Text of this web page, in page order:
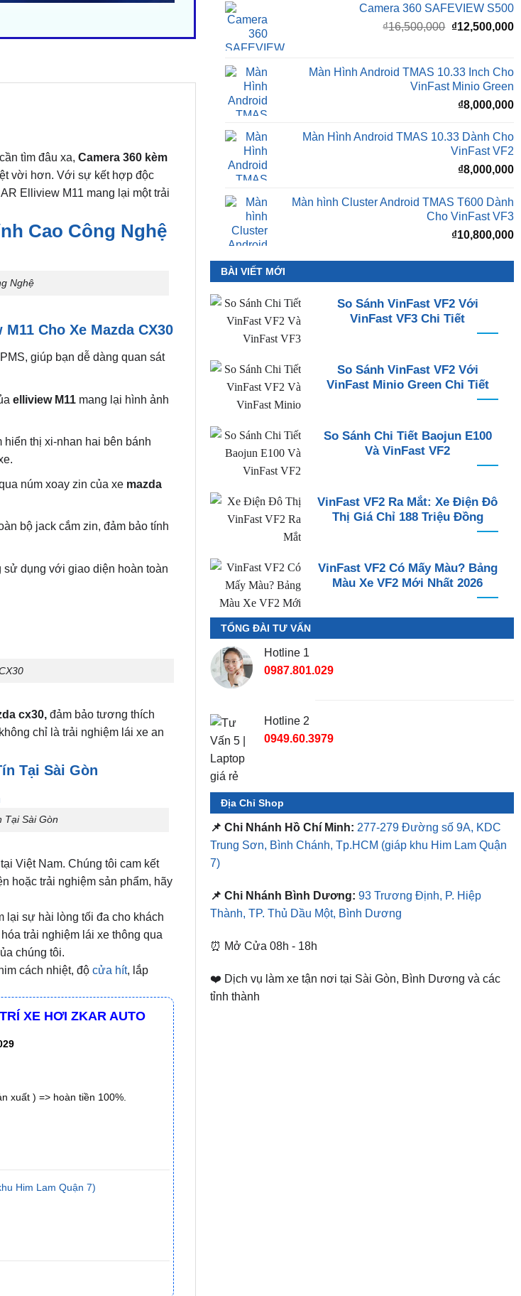
tìm đâu xa, Camera 360 kèm
vời hơn. Với sự kết hợp độc
Elliview M11 mang lại một trải
Cao Công Nghệ
Nghệ
Cho Xe Mazda CX30
giúp bạn dễ dàng quan sát
elliview M11mang lại hình ảnh
thị xi-nhan hai bên bánh
núm xoay zin của xe mazda
bộ jack cắm zin, đảm bảo tính
dụng với giao diện hoàn toàn
cx30,đảm bảo tương thích
chỉ là trải nghiệm lái xe an
Tại Sài Gòn
Tại Sài Gòn
Việt Nam. Chúng tôi cam kết
hoặc trải nghiệm sản phẩm, hãy
lại sự hài lòng tối đa cho khách
trải nghiệm lái xe thông qua
chúng tôi.
cách nhiệt, độ cửa hít, lắp
XE HƠI ZKAR AUTO
xuất ) => hoàn tiền 100%.
Him Lam Quận 7)
Camera 360 SAFEVIEW S500
₫16,500,000 Giá
₫16,500,000.
₫12,500,000
Màn Hình Android TMAS 10.33 Inch Cho
VinFast Minio Green
₫8,000,000
Màn Hình Android TMAS 10.33 Dành Cho
VinFast VF2
₫8,000,000
Màn hình Cluster Android TMAS T600 Dành
Cho VinFast VF3
₫10,800,000
BÀI VIẾT MỚI
So Sánh VinFast VF2 Với
VinFast VF3 Chi Tiết
So Sánh VinFast VF2 Với
VinFast Minio Green Chi Tiết
So Sánh Chi Tiết Baojun E100
Và VinFast VF2
VinFast VF2 Ra Mắt: Xe Điện Đô
Thị Giá Chỉ 188 Triệu Đồng
VinFast VF2 Có Mấy Màu? Bảng
Màu Xe VF2 Mới Nhất 2026
TỔNG ĐÀI TƯ VẤN
Hotline 1
0987.801.029
Hotline 2
0949.60.3979
Địa Chỉ Shop
📌 Chi Nhánh Hồ Chí Minh: 277-279 Đường số 9A, KDC
Trung Sơn, Bình Chánh, Tp.HCM (giáp khu Him Lam Quận
7)
📌 Chi Nhánh Bình Dương: 93 Trương Định, P. Hiệp
Thành, TP. Thủ Dầu Một, Bình Dương
⏰ Mở Cửa 08h - 18h
❤️ Dịch vụ làm xe tận nơi tại Sài Gòn, Bình Dương và các
tỉnh thành